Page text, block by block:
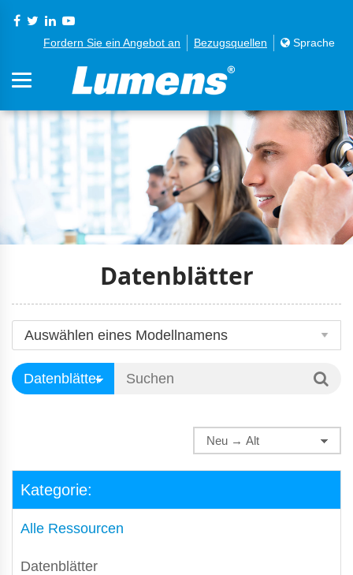
Fordern Sie ein Angebot an Bezugsquellen Sprache
Datenblätter
Kategorie:
Alle Ressourcen
Datenblätter